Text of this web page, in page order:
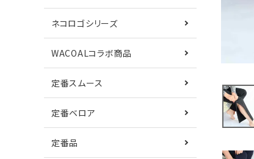
ネコロゴシリーズ
WACOALコラボ商品
定番スムース
定番ベロア
定番品